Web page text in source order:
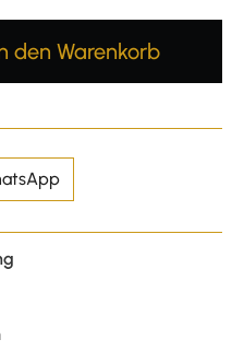
Gib den
den Warenkorb